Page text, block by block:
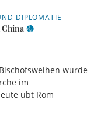
DIPLOMATIE
wurde
im
übt Rom